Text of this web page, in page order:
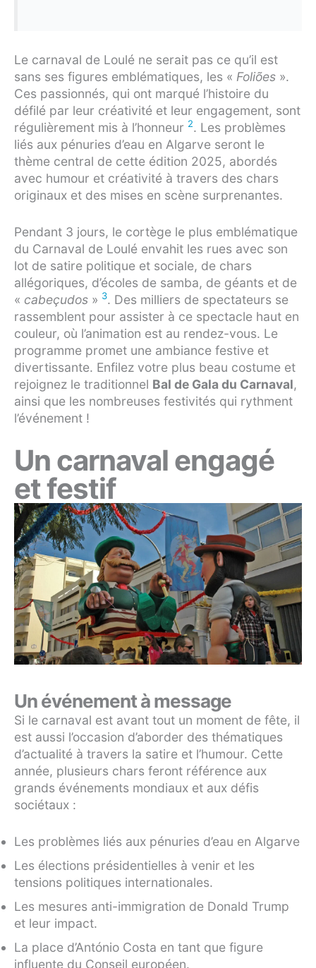
Le carnaval de Loulé ne serait pas ce qu’il est
sans ses figures emblématiques, les « Foliões ».
Ces passionnés, qui ont marqué l’histoire du
défilé par leur créativité et leur engagement, sont
régulièrement mis à l’honneur 2. Les problèmes
liés aux pénuries d’eau en Algarve seront le
thème central de cette édition 2025, abordés
avec humour et créativité à travers des chars
originaux et des mises en scène surprenantes.
Pendant 3 jours, le cortège le plus emblématique
du Carnaval de Loulé envahit les rues avec son
lot de satire politique et sociale, de chars
allégoriques, d’écoles de samba, de géants et de
« cabeçudos » 3. Des milliers de spectateurs se
rassemblent pour assister à ce spectacle haut en
couleur, où l’animation est au rendez-vous. Le
programme promet une ambiance festive et
divertissante. Enfilez votre plus beau costume et
rejoignez le traditionnel Bal de Gala du Carnaval,
ainsi que les nombreuses festivités qui rythment
l’événement !
Un carnaval engagé
et festif
Un événement à message
Si le carnaval est avant tout un moment de fête, il
est aussi l’occasion d’aborder des thématiques
d’actualité à travers la satire et l’humour. Cette
année, plusieurs chars feront référence aux
grands événements mondiaux et aux défis
sociétaux :
Les problèmes liés aux pénuries d’eau en Algarve
Les élections présidentielles à venir et les
tensions politiques internationales.
Les mesures anti-immigration de Donald Trump
et leur impact.
La place d’António Costa en tant que figure
influente du Conseil européen.